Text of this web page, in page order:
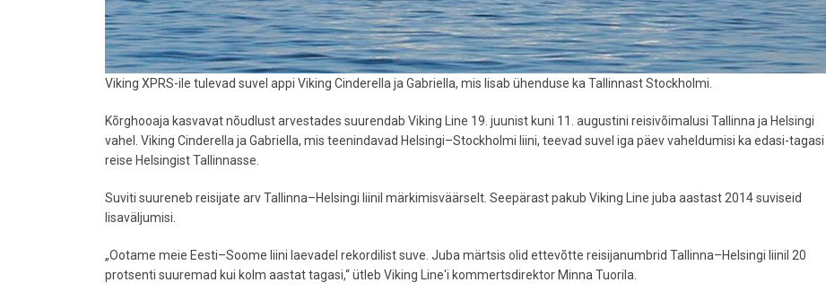
Viking XPRS-ile tulevad suvel appi Viking Cinderella ja Gabriella, mis lisab ühenduse ka Tallinnast Stockholmi.
Kõrghooaja kasvavat nõudlust arvestades suurendab Viking Line 19. juunist kuni 11. augustini reisivõimalusi Tallinna ja Helsingi
vahel. Viking Cinderella ja Gabriella, mis teenindavad Helsingi–Stockholmi liini, teevad suvel iga päev vaheldumisi ka edasi-tagasi
reise Helsingist Tallinnasse.
Suviti suureneb reisijate arv Tallinna–Helsingi liinil märkimisväärselt. Seepärast pakub Viking Line juba aastast 2014 suviseid
lisaväljumisi.
„Ootame meie Eesti–Soome liini laevadel rekordilist suve. Juba märtsis olid ettevõtte reisijanumbrid Tallinna–Helsingi liinil 20
protsenti suuremad kui kolm aastat tagasi,“ ütleb Viking Line'i kommertsdirektor Minna Tuorila.